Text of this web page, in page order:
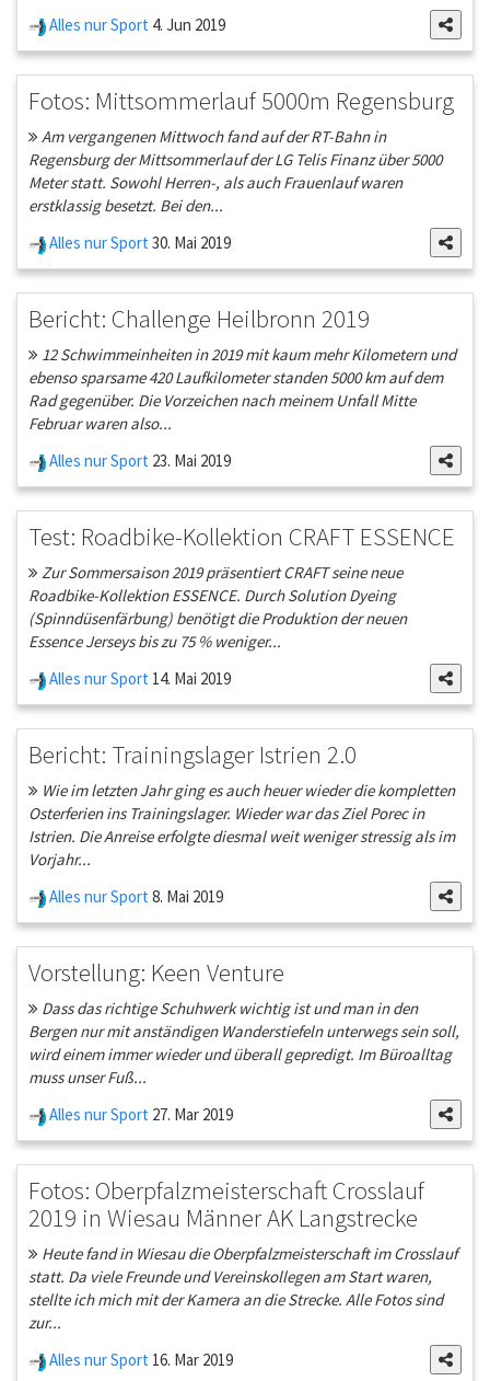
Alles nur Sport 4. Jun 2019
Fotos: Mittsommerlauf 5000m Regensburg
Am vergangenen Mittwoch fand auf der RT-Bahn in
Regensburg der Mittsommerlauf der LG Telis Finanz über 5000
Meter statt. Sowohl Herren-, als auch Frauenlauf waren
erstklassig besetzt. Bei den...
Alles nur Sport 30. Mai 2019
Bericht: Challenge Heilbronn 2019
12 Schwimmeinheiten in 2019 mit kaum mehr Kilometern und
ebenso sparsame 420 Laufkilometer standen 5000 km auf dem
Rad gegenüber. Die Vorzeichen nach meinem Unfall Mitte
Februar waren also...
Alles nur Sport 23. Mai 2019
Test: Roadbike-Kollektion CRAFT ESSENCE
Zur Sommersaison 2019 präsentiert CRAFT seine neue
Roadbike-Kollektion ESSENCE. Durch Solution Dyeing
(Spinndüsenfärbung) benötigt die Produktion der neuen
Essence Jerseys bis zu 75 % weniger...
Alles nur Sport 14. Mai 2019
Bericht: Trainingslager Istrien 2.0
Wie im letzten Jahr ging es auch heuer wieder die kompletten
Osterferien ins Trainingslager. Wieder war das Ziel Porec in
Istrien. Die Anreise erfolgte diesmal weit weniger stressig als im
Vorjahr...
Alles nur Sport 8. Mai 2019
Vorstellung: Keen Venture
Dass das richtige Schuhwerk wichtig ist und man in den
Bergen nur mit anständigen Wanderstiefeln unterwegs sein soll,
wird einem immer wieder und überall gepredigt. Im Büroalltag
muss unser Fuß...
Alles nur Sport 27. Mar 2019
Fotos: Oberpfalzmeisterschaft Crosslauf
2019 in Wiesau Männer AK Langstrecke
Heute fand in Wiesau die Oberpfalzmeisterschaft im Crosslauf
statt. Da viele Freunde und Vereinskollegen am Start waren,
stellte ich mich mit der Kamera an die Strecke. Alle Fotos sind
zur...
Alles nur Sport 16. Mar 2019